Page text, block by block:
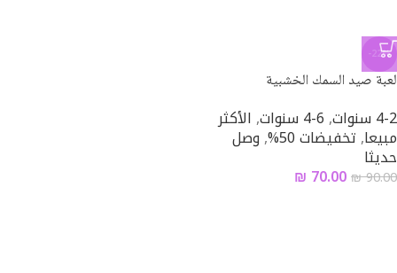
-22%
لعبة صيد السمك الخشبية
4-2 سنوات ,6-4 سنوات , الأكثر
مبيعا,تخفيضات 50% ,وصل
حديثا
₪90.00
₪ 70.00